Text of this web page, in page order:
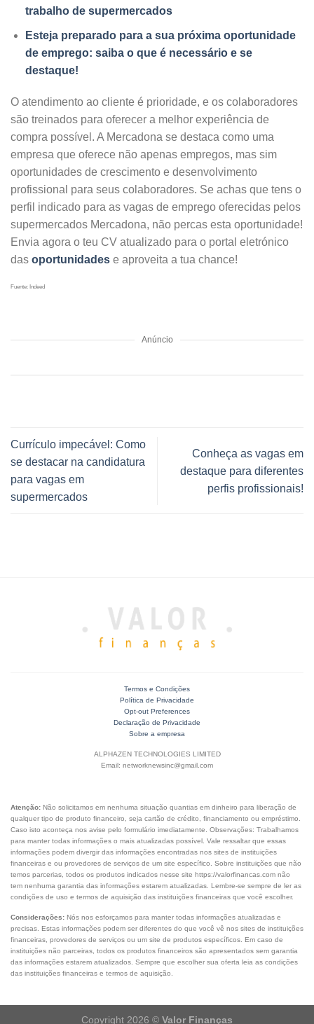
trabalho de supermercados
Esteja preparado para a sua próxima oportunidade
de emprego: saiba o que é necessário e se
destaque!
O atendimento ao cliente é prioridade, e os colaboradores
são treinados para oferecer a melhor experiência de
compra possível. A Mercadona se destaca como uma
empresa que oferece não apenas empregos, mas sim
oportunidades de crescimento e desenvolvimento
profissional para seus colaboradores. Se achas que tens o
perfil indicado para as vagas de emprego oferecidas pelos
supermercados Mercadona, não percas esta oportunidade!
Envia agora o teu CV atualizado para o portal eletrónico
das oportunidades e aproveita a tua chance!
Fuente: Indeed
Anúncio
Currículo impecável: Como
se destacar na candidatura
para vagas em
supermercados
Conheça as vagas em
destaque para diferentes
perfis profissionais!
Termos e Condições
Política de Privacidade
Opt-out Preferences
Declaração de Privacidade
Sobre a empresa
ALPHAZEN TECHNOLOGIES LIMITED
Email: networknewsinc@gmail.com
Atenção: Não solicitamos em nenhuma situação quantias em dinheiro para liberação de
qualquer tipo de produto financeiro, seja cartão de crédito, financiamento ou empréstimo.
Caso isto aconteça nos avise pelo formulário imediatamente. Observações: Trabalhamos
para manter todas informações o mais atualizadas possível. Vale ressaltar que essas
informações podem divergir das informações encontradas nos sites de instituições
financeiras e ou provedores de serviços de um site específico. Sobre instituições que não
temos parcerias, todos os produtos indicados nesse site https://valorfinancas.com não
tem nenhuma garantia das informações estarem atualizadas. Lembre-se sempre de ler as
condições de uso e termos de aquisição das instituições financeiras que você escolher.
Considerações: Nós nos esforçamos para manter todas informações atualizadas e
precisas. Estas informações podem ser diferentes do que você vê nos sites de instituições
financeiras, provedores de serviços ou um site de produtos específicos. Em caso de
instituições não parceiras, todos os produtos financeiros são apresentados sem garantia
das informações estarem atualizados. Sempre que escolher sua oferta leia as condições
das instituições financeiras e termos de aquisição.
Copyright 2026 © Valor Finanças